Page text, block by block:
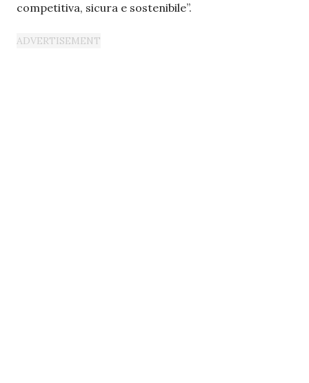
competitiva, sicura e sostenibile”.